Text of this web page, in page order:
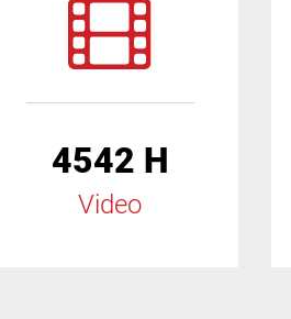
4542 H
Video